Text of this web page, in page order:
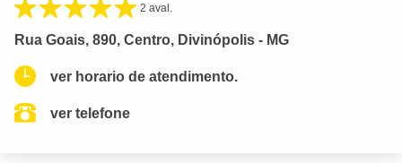
2 aval.
Rua Goais, 890, Centro, Divinópolis - MG
ver horario de atendimento.
ver telefone